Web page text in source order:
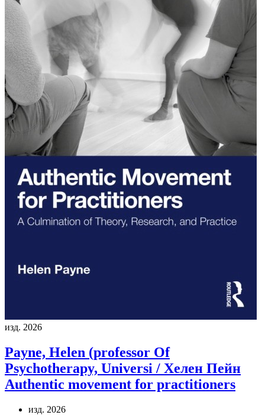
изд. 2026
Payne, Helen (professor Of
Psychotherapy, Universi / Хелен Пейн
Authentic movement for practitioners
изд. 2026